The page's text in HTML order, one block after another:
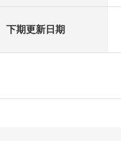
下期更新日期